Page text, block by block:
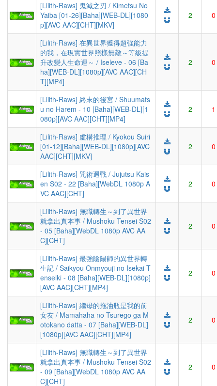
[Lilith-Raws] 鬼滅之刃 / Kimetsu No
Yaiba [01-26][Baha][WEB-DL][1080
p][AVC AAC][CHT][MKV]
2 0
[Lilith-Raws] 在異世界獲得超強能力
的我，在現實世界照樣無敵～等級提
升改變人生命運～ / Iseleve - 06 [Ba
ha][WEB-DL][1080p][AVC AAC][CH
T][MP4]
2 0
[Lilith-Raws] 終末的後宮 / Shuumats
u no Harem - 10 [Baha][WEB-DL][1
080p][AVC AAC][CHT][MP4]
2 1
[Lilith-Raws] 虛構推理 / Kyokou Suiri
[01-12][Baha][WEB-DL][1080p][AVC
AAC][CHT][MKV]
2 0
[Lilith-Raws] 咒術迴戰 / Jujutsu Kais
en S02 - 22 [Baha][WebDL 1080p A
VC AAC][CHT]
2 0
[Lilith-Raws] 無職轉生～到了異世界
就拿出真本事 / Mushoku Tensei S02
- 05 [Baha][WebDL 1080p AVC AA
C][CHT]
2 0
[Lilith-Raws] 最強陰陽師的異世界轉
生記 / Saikyou Onmyouji no Isekai T
enseiki - 08 [Baha][WEB-DL][1080p]
[AVC AAC][CHT][MP4]
2 0
[Lilith-Raws] 繼母的拖油瓶是我的前
女友 / Mamahaha no Tsurego ga M
otokano datta - 07 [Baha][WEB-DL]
[1080p][AVC AAC][CHT][MP4]
2 0
[Lilith-Raws] 無職轉生～到了異世界
就拿出真本事 / Mushoku Tensei S02
- 09 [Baha][WebDL 1080p AVC AA
C][CHT]
2 0